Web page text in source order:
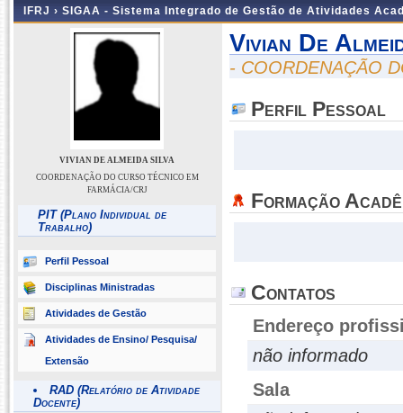
IFRJ › SIGAA - Sistema Integrado de Gestão de Atividades
VIVIAN DE ALMEIDA SILVA
COORDENAÇÃO DO CURSO TÉCNICO EM
FARMÁCIA/CRJ
PIT (Plano Individual de
Trabalho)
Perfil Pessoal
Disciplinas Ministradas
Atividades de Gestão
Atividades de Ensino/ Pesquisa/
Extensão
RAD (Relatório de Atividade
Docente)
Vivian De
- COORDENAÇÃO
Perfil Pessoal
Formação
Contatos
Endereço
não informado
Sala